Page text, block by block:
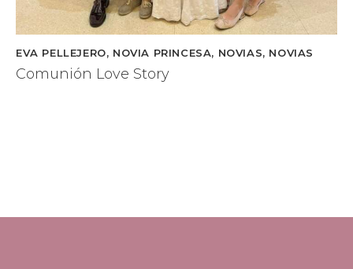
EVA PELLEJERO, NOVIA PRINCESA, NOVIAS, NOVIAS
Comunión Love Story